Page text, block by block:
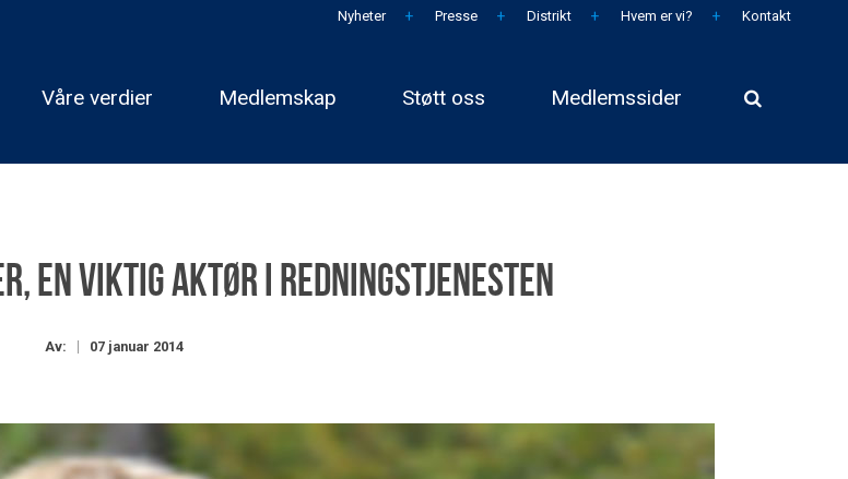
Nyheter Presse Distrikt Hvem er vi? Kontakt
Våre verdier Medlemskap Støtt oss Medlemssider
en viktig aktør i redningstjenesten
Av: 07 januar 2014